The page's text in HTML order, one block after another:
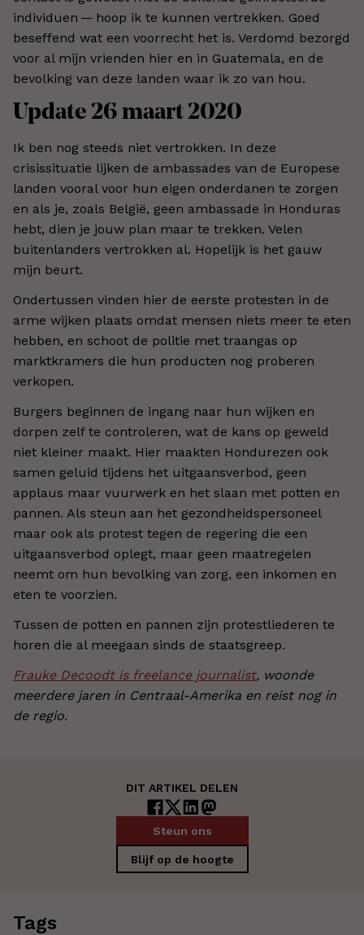
individuen — hoop ik te kunnen vertrekken. Goed
beseffend wat een voorrecht het is. Verdomd bezorgd
voor al mijn vrienden hier en in Guatemala, en de
bevolking van deze landen waar ik zo van hou.
Update 26 maart 2020
Ik ben nog steeds niet vertrokken. In deze
crisissituatie lijken de ambassades van de Europese
landen vooral voor hun eigen onderdanen te zorgen
en als je, zoals België, geen ambassade in Honduras
hebt, dien je jouw plan maar te trekken. Velen
buitenlanders vertrokken al. Hopelijk is het gauw
mijn beurt.
Ondertussen vinden hier de eerste protesten in de
arme wijken plaats omdat mensen niets meer te eten
hebben, en schoot de politie met traangas op
marktkramers die hun producten nog proberen
verkopen.
Burgers beginnen de ingang naar hun wijken en
dorpen zelf te controleren, wat de kans op geweld
niet kleiner maakt. Hier maakten Hondurezen ook
samen geluid tijdens het uitgaansverbod, geen
applaus maar vuurwerk en het slaan met potten en
pannen. Als steun aan het gezondheidspersoneel
maar ook als protest tegen de regering die een
uitgaansverbod oplegt, maar geen maatregelen
neemt om hun bevolking van zorg, een inkomen en
eten te voorzien.
Tussen de potten en pannen zijn protestliederen te
horen die al meegaan sinds de staatsgreep.
Frauke Decoodt is freelance journalist, woonde
meerdere jaren in Centraal-Amerika en reist nog in
de regio.
DIT ARTIKEL DELEN
Steun ons
Blijf op de hoogte
Tags